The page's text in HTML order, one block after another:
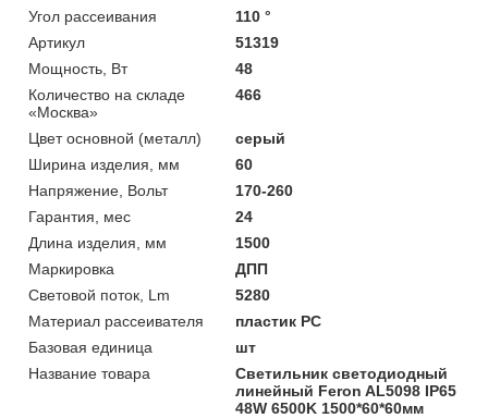
Угол рассеивания
110 °
Артикул
51319
Мощность, Вт
48
Количество на складе
«Москва»
466
Цвет основной (металл)
серый
Ширина изделия, мм
60
Напряжение, Вольт
170-260
Гарантия, мес
24
Длина изделия, мм
1500
Маркировка
ДПП
Световой поток, Lm
5280
Материал рассеивателя
пластик PC
Базовая единица
шт
Название товара
Светильник светодиодный
линейный Feron AL5098 IP65
48W 6500K 1500*60*60мм